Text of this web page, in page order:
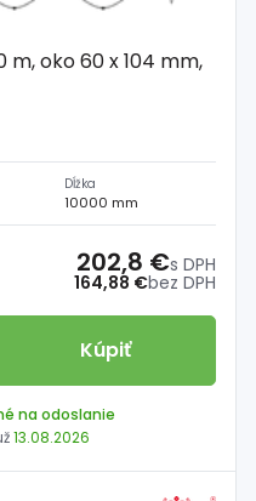
m, oko 60 x 104 mm,
Dĺžka
10000 mm
164,88 €bez DPH
202,8 €s DPH
Kúpiť
na odoslanie
13.08.2026